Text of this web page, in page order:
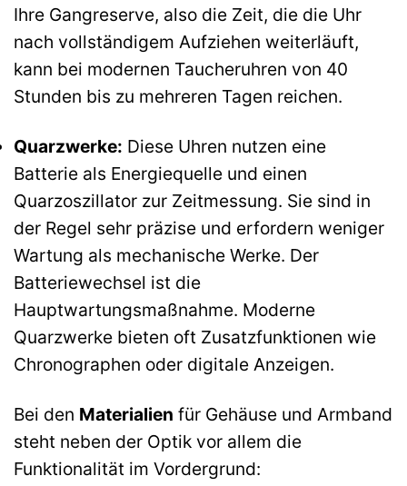
Ihre Gangreserve, also die Zeit, die die Uhr
nach vollständigem Aufziehen weiterläuft,
kann bei modernen Taucheruhren von 40
Stunden bis zu mehreren Tagen reichen.
Quarzwerke: Diese Uhren nutzen eine
Batterie als Energiequelle und einen
Quarzoszillator zur Zeitmessung. Sie sind in
der Regel sehr präzise und erfordern weniger
Wartung als mechanische Werke. Der
Batteriewechsel ist die
Hauptwartungsmaßnahme. Moderne
Quarzwerke bieten oft Zusatzfunktionen wie
Chronographen oder digitale Anzeigen.
Bei den Materialien für Gehäuse und Armband
steht neben der Optik vor allem die
Funktionalität im Vordergrund: